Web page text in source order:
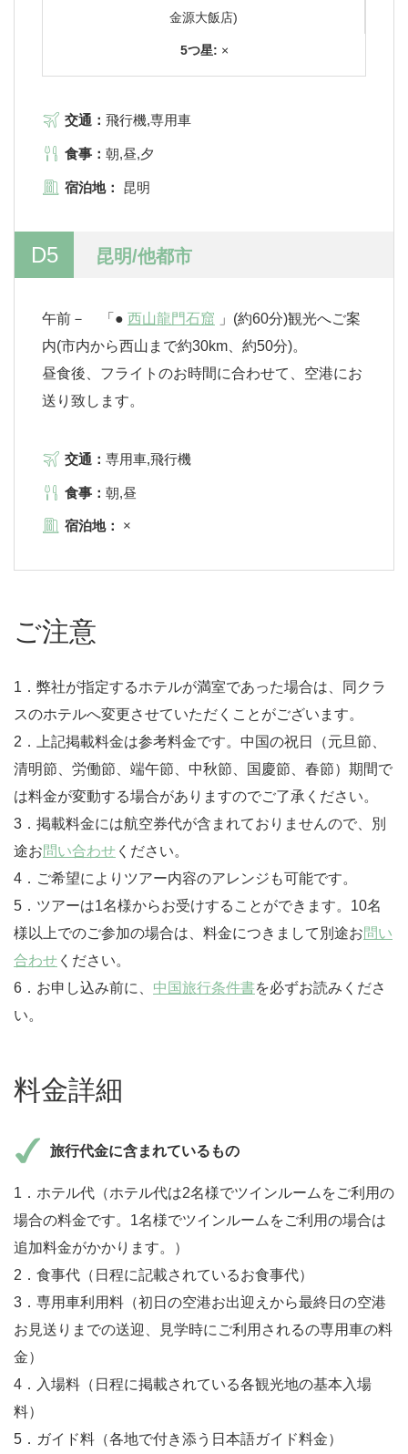
金源大飯店)
5つ星: ×
交通： 飛行機,専用車
食事： 朝,昼,夕
宿泊地： 昆明
D5 昆明/他都市
午前－ 「● 西山龍門石窟 」(約60分)観光へご案
内(市内から西山まで約30km、約50分)。
昼食後、フライトのお時間に合わせて、空港にお
送り致します。
交通： 専用車,飛行機
食事： 朝,昼
宿泊地： ×
ご注意
1．弊社が指定するホテルが満室であった場合は、同クラ
スのホテルへ変更させていただくことがございます。
2．上記掲載料金は参考料金です。中国の祝日（元旦節、
清明節、労働節、端午節、中秋節、国慶節、春節）期間で
は料金が変動する場合がありますのでご了承ください。
3．掲載料金には航空券代が含まれておりませんので、別
途お問い合わせ ください。
4．ご希望によりツアー内容のアレンジも可能です。
5．ツアーは1名様からお受けすることができます。10名
様以上でのご参加の場合は、料金につきまして別途お問い
合わせ ください。
6．お申し込み前に、 中国旅行条件書を必ずお読みくださ
い。
料金詳細
旅行代金に含まれているもの
1．ホテル代（ホテル代は2名様でツインルームをご利用の
場合の料金です。1名様でツインルームをご利用の場合は
追加料金がかかります。）
2．食事代（日程に記載されているお食事代）
3．専用車利用料（初日の空港お出迎えから最終日の空港
お見送りまでの送迎、見学時にご利用されるの専用車の料
金）
4．入場料（日程に掲載されている各観光地の基本入場
料）
5．ガイド料（各地で付き添う日本語ガイド料金）